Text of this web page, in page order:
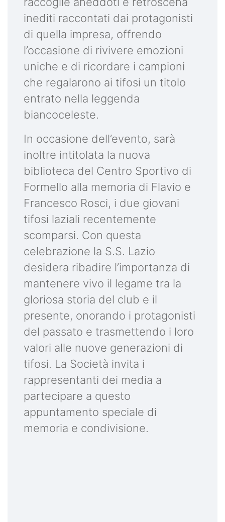
inediti raccontati dai protagonisti
di quella impresa, offrendo
l’occasione di rivivere emozioni
uniche e di ricordare i campioni
che regalarono ai tifosi un titolo
entrato nella leggenda
biancoceleste.
In occasione dell’evento, sarà
inoltre intitolata la nuova
biblioteca del Centro Sportivo di
Formello alla memoria di Flavio e
Francesco Rosci, i due giovani
tifosi laziali recentemente
scomparsi. Con questa
celebrazione la S.S. Lazio
desidera ribadire l’importanza di
mantenere vivo il legame tra la
gloriosa storia del club e il
presente, onorando i protagonisti
del passato e trasmettendo i loro
valori alle nuove generazioni di
tifosi. La Società invita i
rappresentanti dei media a
partecipare a questo
appuntamento speciale di
memoria e condivisione.